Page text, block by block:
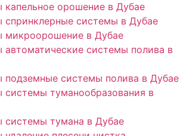
капельное орошение в Дубае
спринклерные системы в Дубае
микроорошение в Дубае
автоматические системы полива в
подземные системы полива в Дубае
системы туманообразования в
системы тумана в Дубае